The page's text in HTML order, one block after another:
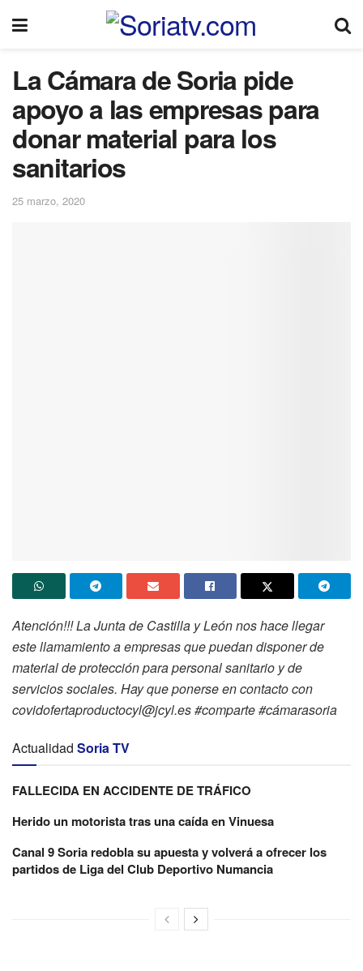
La Cámara de Soria pide
apoyo a las empresas para
donar material para los
sanitarios
25 marzo, 2020
Atención!!! La Junta de Castilla y León nos hace llegar
este llamamiento a empresas que puedan disponer de
material de protección para personal sanitario y de
servicios sociales. Hay que ponerse en contacto con
covidofertaproductocyl@jcyl.es #comparte #cámarasoria
Actualidad Soria TV
FALLECIDA EN ACCIDENTE DE TRÁFICO
Herido un motorista tras una caída en Vinuesa
Canal 9 Soria redobla su apuesta y volverá a ofrecer los
partidos de Liga del Club Deportivo Numancia